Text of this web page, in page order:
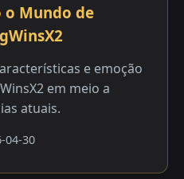
o Mundo de
e emoção
em meio a
atuais.
04-30